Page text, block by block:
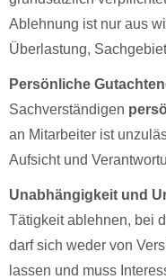
Ablehnung ist nur aus
Überlastung,
Persönliche
Sachverständigen
an Mitarbeiter ist
Aufsicht und
Unabhängigkeit und
Tätigkeit ablehnen, bei
darf sich weder von
lassen und muss